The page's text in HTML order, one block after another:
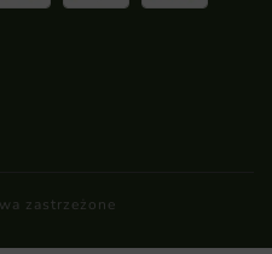
zastrzeżone